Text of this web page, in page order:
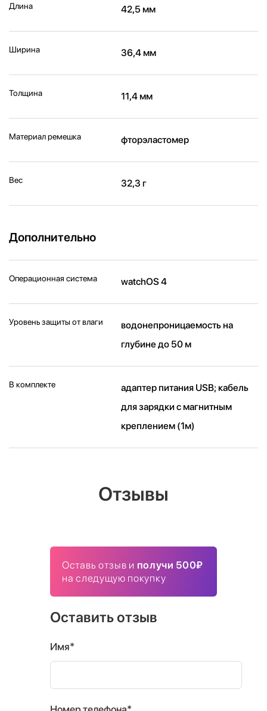
Длина 42,5 мм
Ширина 36,4 мм
Толщина 11,4 мм
Материал ремешка фторэластомер
Вес 32,3 г
Дополнительно
Операционная система watchOS 4
Уровень защиты от влаги
водонепроницаемость на
глубине до 50 м
В комплекте
адаптер питания USB; кабель
для зарядки с магнитным
креплением (1м)
Отзывы
Оставь отзыв и получи 500₽
на следущую покупку
Оставить отзыв
Имя*